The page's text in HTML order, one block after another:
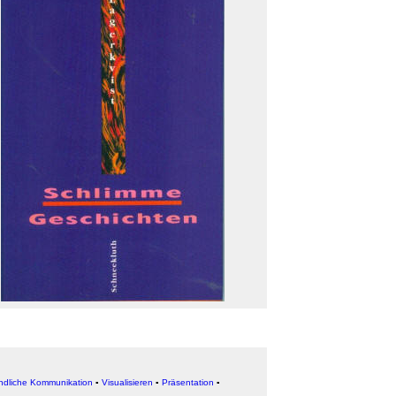
Kommunikation ▪ Visualisieren ▪ Präsentation ▪